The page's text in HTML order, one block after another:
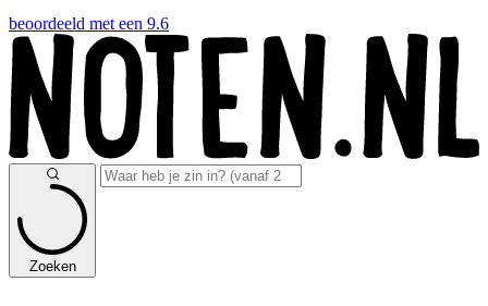
beoordeeld met een 9.6
Zoeken